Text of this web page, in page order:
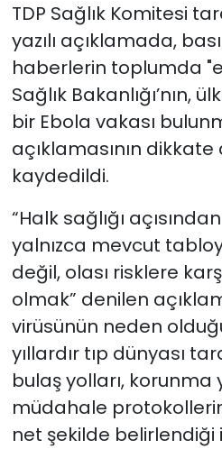
TDP Sağlık Komitesi
yazılı açıklamada,
haberlerin toplumda
Sağlık Bakanlığı’nın,
bir Ebola vakası
açıklamasının
kaydedildi.
“Halk sağlığı
yalnızca mevcut
değil, olası risklere
olmak” denilen
virüsünün neden
yıllardır tıp dünyası
bulaş yolları,
müdahale
net şekilde belirlendiği
YAŞAM
Yazarlar